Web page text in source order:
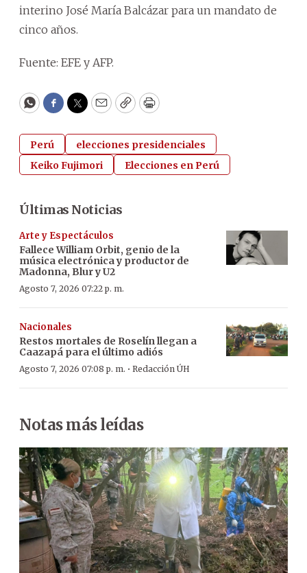
interino José María Balcázar para un mandato de
cinco años.
Fuente: EFE y AFP.
WhatsApp
Facebook
Twitter
EmailCopyPrint
Perú
elecciones presidenciales
Keiko Fujimori
Elecciones en Perú
Últimas Noticias
Arte y Espectáculos
Fallece William Orbit, genio de la
música electrónica y productor de
Madonna, Blur y U2
Agosto 7, 2026 07:22 p. m.
Nacionales
Restos mortales de Roselín llegan a
Caazapá para el último adiós
Agosto 7, 2026 07:08 p. m. · Redacción ÚH
Notas más leídas